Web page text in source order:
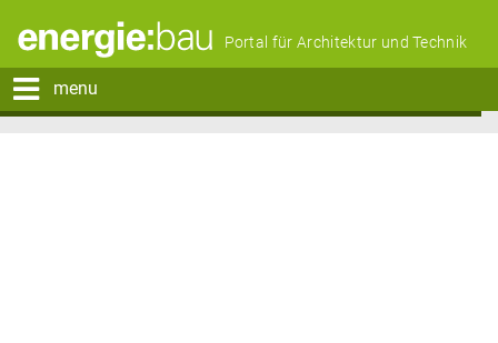
Portal für Architektur und Technik
menu